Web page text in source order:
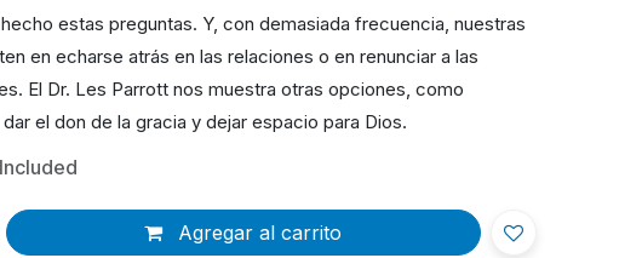
estas preguntas. Y, con demasiada frecuencia, nuestras
en echarse atrás en las relaciones o en renunciar a las
El Dr. Les Parrott nos muestra otras opciones, como
el don de la gracia y dejar espacio para Dios.
Agregar al carrito